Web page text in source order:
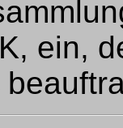
ein,